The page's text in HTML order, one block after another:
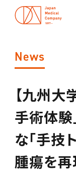
Top
About us
Career
Research
News
【九州大
手術体験
な「手技
腫瘍を再